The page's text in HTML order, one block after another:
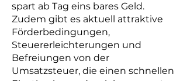
spart ab Tag eins bares Geld.
Zudem gibt es aktuell attraktive
Förderbedingungen,
Steuererleichterungen und
Befreiungen von der
Umsatzsteuer, die einen schnellen